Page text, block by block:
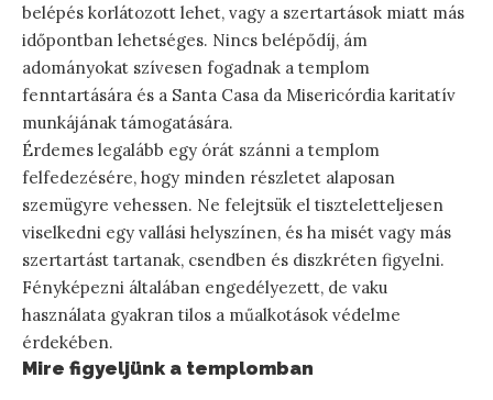
belépés korlátozott lehet, vagy a szertartások miatt más
időpontban lehetséges. Nincs belépődíj, ám
adományokat szívesen fogadnak a templom
fenntartására és a Santa Casa da Misericórdia karitatív
munkájának támogatására.
Érdemes legalább egy órát szánni a templom
felfedezésére, hogy minden részletet alaposan
szemügyre vehessen. Ne felejtsük el tiszteletteljesen
viselkedni egy vallási helyszínen, és ha misét vagy más
szertartást tartanak, csendben és diszkréten figyelni.
Fényképezni általában engedélyezett, de vaku
használata gyakran tilos a műalkotások védelme
érdekében.
Mire figyeljünk a templomban